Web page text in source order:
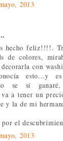
2013
hecho feliz!!!!.
de colores,
decorarla con
esto...y
se sí
a tener un
y la de mi
el
2013